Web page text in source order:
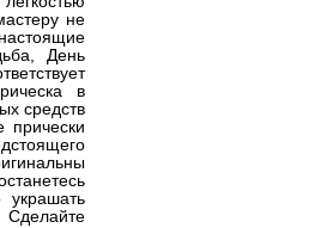
не
День
в
средств
прически
украшать